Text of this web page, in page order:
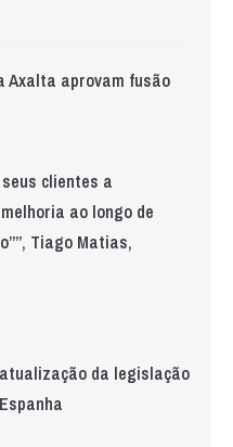
Axalta aprovam fusão
seus clientes a
ao longo de
Tiago Matias,
atualização da legislação